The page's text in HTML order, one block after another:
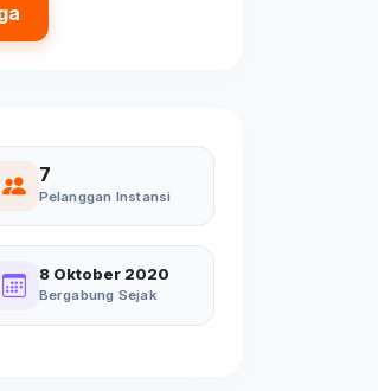
7
Pelanggan Instansi
8 Oktober 2020
Bergabung Sejak